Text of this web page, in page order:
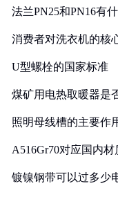
法兰PN25和PN16有
消费者对洗衣机的核
U型螺栓的国家标准
煤矿用电热取暖器是
照明母线槽的主要作
A516Gr70对应国内
镀镍钢带可以过多少